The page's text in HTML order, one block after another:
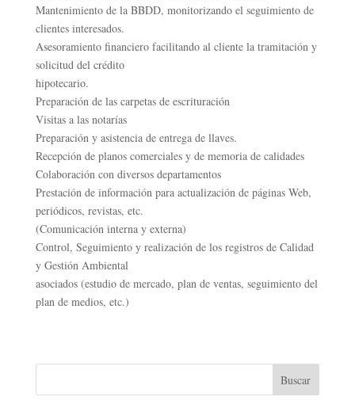
Mantenimiento de la BBDD, monitorizando el seguimiento de
clientes interesados.
Asesoramiento financiero facilitando al cliente la tramitación y
solicitud del crédito
hipotecario.
Preparación de las carpetas de escrituración
Visitas a las notarías
Preparación y asistencia de entrega de llaves.
Recepción de planos comerciales y de memoria de calidades
Colaboración con diversos departamentos
Prestación de información para actualización de páginas Web,
periódicos, revistas, etc.
(Comunicación interna y externa)
Control, Seguimiento y realización de los registros de Calidad
y Gestión Ambiental
asociados (estudio de mercado, plan de ventas, seguimiento del
plan de medios, etc.)